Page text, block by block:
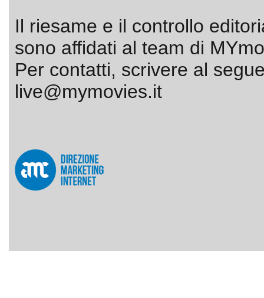
Il riesame e il controllo
sono affidati al team di
Per contatti, scrivere al
live@mymovies.it